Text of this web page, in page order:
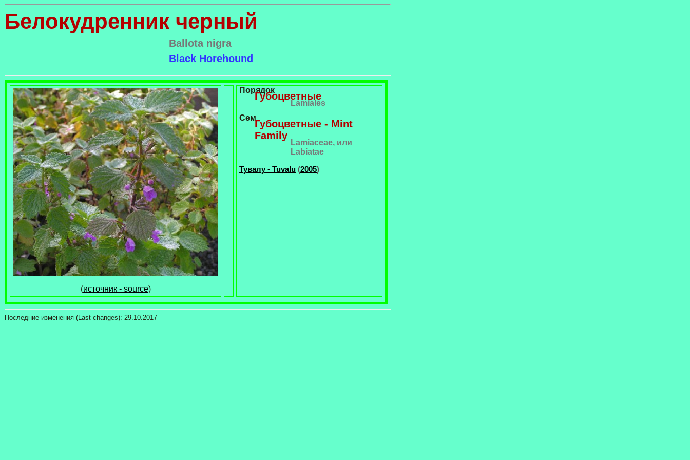
Белокудренник черный
Ballota nigra
Black Horehound
(источник - source)
Порядок
Губоцветные
Lamiales
Сем.
Губоцветные - Mint
Family
Lamiaceae, или
Labiatae
Тувалу - Tuvalu (2005)
Последние изменения (Last changes): 29.10.2017